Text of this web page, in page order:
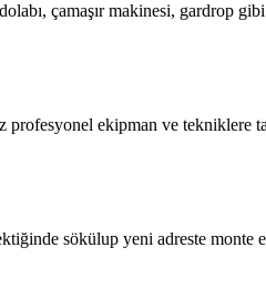
çamaşır makinesi, gardrop
profesyonel ekipman ve tekniklere
sökülup yeni adreste monte